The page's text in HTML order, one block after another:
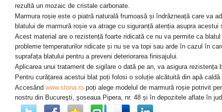
rezultă un mozaic de cristale carbonate.
Marmura roșie este o piatră naturală frumoasă și îndrăzneață care va
b latul ui de marmură roșie vaatrage cu siguranță atenția asupra acestui
Acest material are o rezistență foarte ridicată ce nu va permite ca
probleme temperaturilor ridicate și nu se va topi sau arde în cazul în
suprafața blatului pentru a preveni deteriorarea finisajului.
Aplicarea unui tratament de sigilare o dată pe an, va asigura rezistența
Pentru curățarea acestui blat poți folosi o soluție alcătuită din apă
Accesând www.stona.ro poți alege modelul de marmură roșie potrivit
nostru din Bucureşti, şoseaua Pipera, nr. 48 și în depozitele aflate în